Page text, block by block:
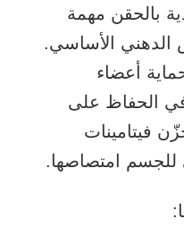
بالحقن مهمة
الأساسي.
أعضاء
الحفاظ على
فيتامينات
للجسم امتصاصها.